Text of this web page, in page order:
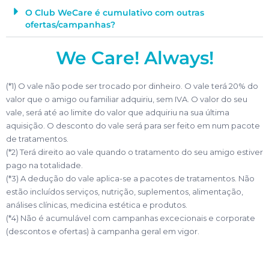
O Club WeCare é cumulativo com outras
ofertas/campanhas?
We Care! Always!
(*1) O vale não pode ser trocado por dinheiro. O vale terá 20% do
valor que o amigo ou familiar adquiriu, sem IVA. O valor do seu
vale, será até ao limite do valor que adquiriu na sua última
aquisição. O desconto do vale será para ser feito em num pacote
de tratamentos.
(*2) Terá direito ao vale quando o tratamento do seu amigo estiver
pago na totalidade.
(*3) A dedução do vale aplica-se a pacotes de tratamentos. Não
estão incluídos serviços, nutrição, suplementos, alimentação,
análises clínicas, medicina estética e produtos.
(*4) Não é acumulável com campanhas excecionais e corporate
(descontos e ofertas) à campanha geral em vigor.